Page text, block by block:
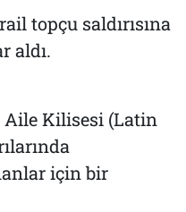
topçu saldırısına
aldı.
Kilisesi (Latin
için bir